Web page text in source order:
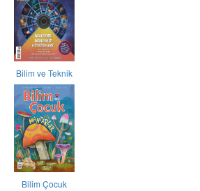
Bilim ve Teknik
Bilim Çocuk